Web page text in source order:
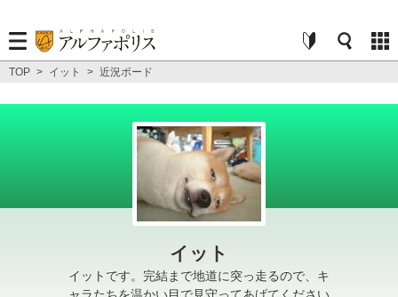
TOP > イット > 近況ボード
イット
イットです。完結まで地道に突っ走るので、キ